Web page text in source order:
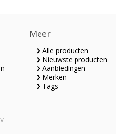
Meer
Alle producten
Nieuwste producten
Aanbiedingen
Merken
Tags